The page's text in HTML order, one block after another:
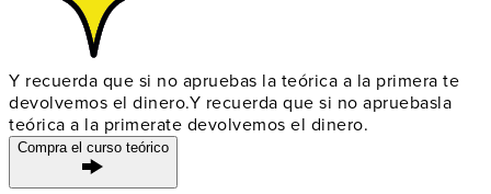
Y recuerda que si no apruebas la teórica a la primera te
devolvemos el dinero.Y recuerda que si no apruebasla
teórica a la primerate devolvemos el dinero.
Compra el curso teórico